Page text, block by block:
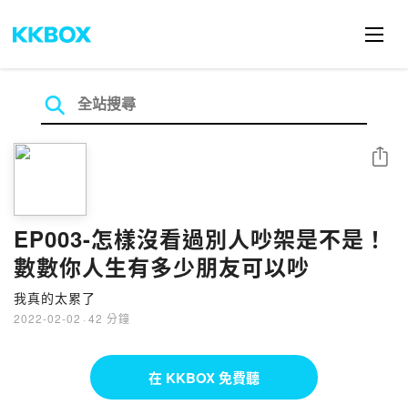
EP003-怎樣沒看過別人吵架是不是！
數數你人生有多少朋友可以吵
我真的太累了
2022-02-02 · 42 分鐘
分享
在 KKBOX 免費聽